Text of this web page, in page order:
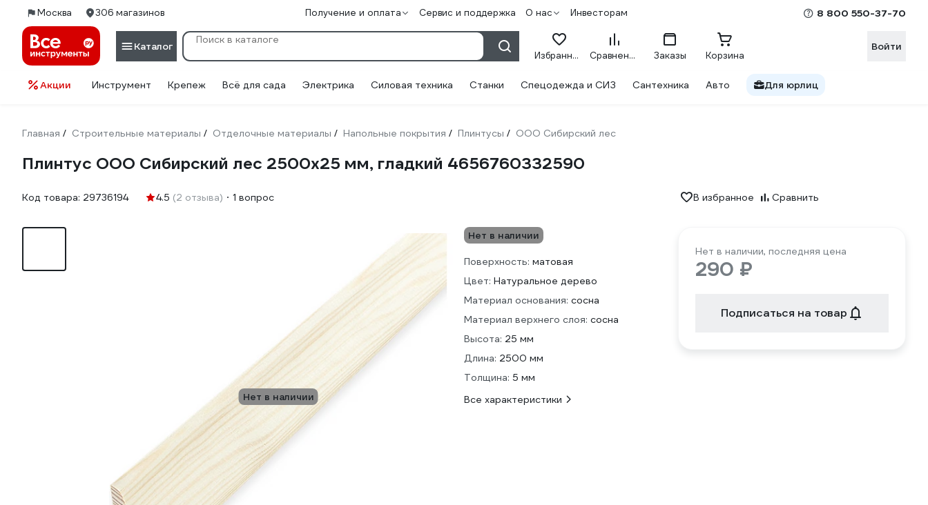
Москва 306 магазинов Получение и оплата Сервис и поддержка О нас Инвесторам 8 800 550-37-70
Каталог
Избранное Сравнение Заказы Корзина
Войти
Акции Инструмент Крепеж Всё для сада Электрика Силовая техника Станки Спецодежда и СИЗ Сантехника Авто Для юрлиц
Главная / Строительные материалы / Отделочные материалы / Напольные покрытия / Плинтусы / ООО Сибирский лес
Плинтус ООО Сибирский лес 2500х25 мм, гладкий 4656760332590
Код товара: 29736194 4.5 (2 отзыва) 1 вопрос В избранное Сравнить
Нет в наличии
Нет в наличии
Поверхность: матовая
Цвет: Натуральное дерево
Материал основания: сосна
Материал верхнего слоя: сосна
Высота: 25 мм
Длина: 2500 мм
Толщина: 5 мм
Все характеристики
Нет в наличии, последняя цена
290 ₽
Подписаться на товар